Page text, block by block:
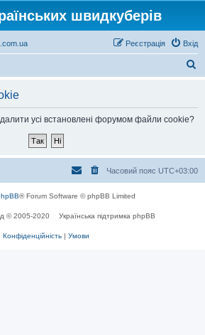
швидкуберів
Вхід
Реєстрація
усі встановлені форумом файли cookie?
Часовий пояс UTC+03:00
® Forum Software © phpBB Limited
© 2005-2020 Українська підтримка phpBB
Конфіденційність | Умови